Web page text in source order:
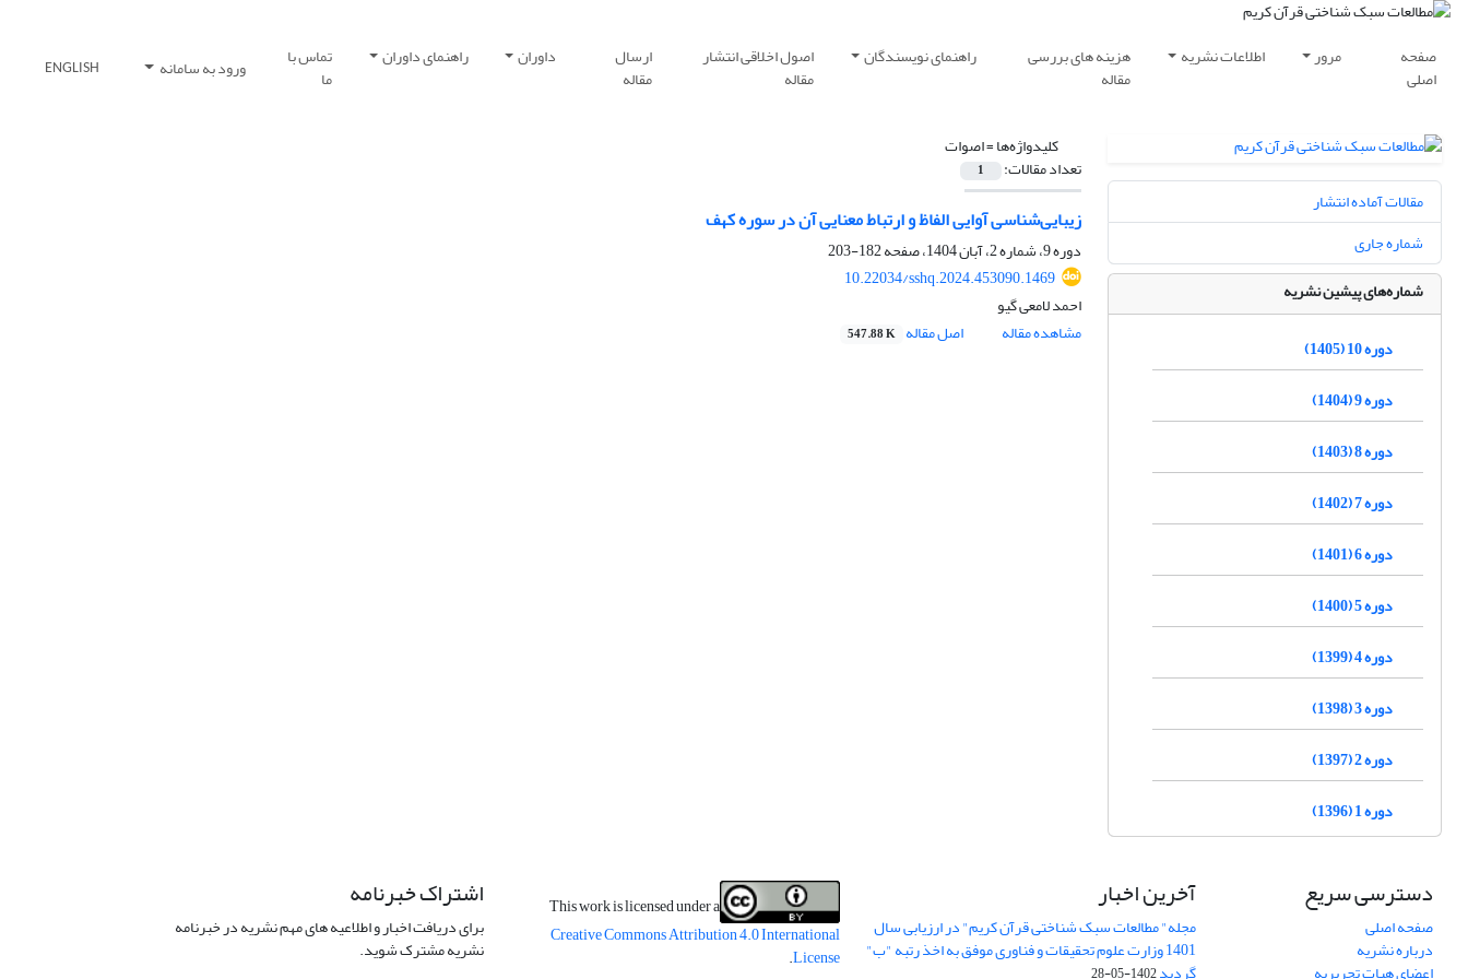
صفحه
اصلی
مرور اطلاعات نشریه هزینه های بررسی
مقاله
راهنمای نویسندگان اصول اخلاقی انتشار
مقاله
ارسال
مقاله
داوران راهنمای داوران تماس با
ما ورود به سامانه ENGLISH
کلیدواژه‌ها =اصوات
تعداد مقالات: 1
زیبایی‌شناسی آوایی الفاظ و ارتباط معنایی آن در سوره کهف
دوره 9، شماره 2، آبان 1404، صفحه
182-203
10.22034/sshq.2024.453090.1469
احمد لامعی گیو
مشاهده مقاله
اصل مقاله 547.88 K
مقالات آماده انتشار
شماره جاری
شماره‌های پیشین نشریه
دوره 10 (1405)
دوره 9 (1404)
دوره 8 (1403)
دوره 7 (1402)
دوره 6 (1401)
دوره 5 (1400)
دوره 4 (1399)
دوره 3 (1398)
دوره 2 (1397)
دوره 1 (1396)
دسترسی سریع
صفحه اصلی
درباره نشریه
اعضای هیات تحریریه
آخرین اخبار
مجله" مطالعات سبک شناختی قرآن کریم" در ارزیابی سال
1401 وزارت علوم تحقیقات و فناوری موفق به اخذ رتبه "ب"
گردید1402-05-28
This work is licensed under a
Creative Commons Attribution 4.0 International
License
.
اشتراک خبرنامه
برای دریافت اخبار و اطلاعیه های مهم نشریه در خبرنامه
نشریه مشترک شوید.